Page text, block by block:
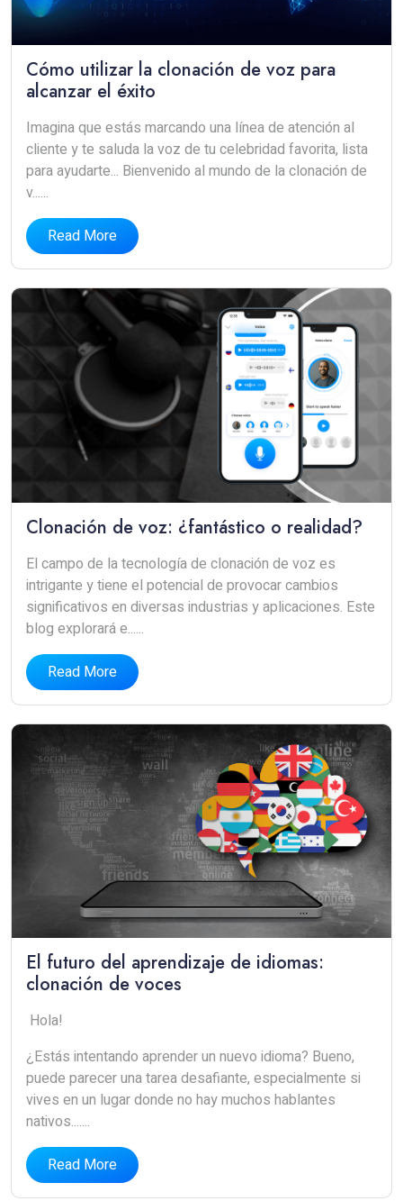
Cómo utilizar la clonación de voz para
alcanzar el éxito
Imagina que estás marcando una línea de atención al
cliente y te saluda la voz de tu celebridad favorita, lista
para ayudarte... Bienvenido al mundo de la clonación de
v......
Read More
Clonación de voz: ¿fantástico o realidad?
El campo de la tecnología de clonación de voz es
intrigante y tiene el potencial de provocar cambios
significativos en diversas industrias y aplicaciones. Este
blog explorará e......
Read More
El futuro del aprendizaje de idiomas:
clonación de voces
Hola!
¿Estás intentando aprender un nuevo idioma? Bueno,
puede parecer una tarea desafiante, especialmente si
vives en un lugar donde no hay muchos hablantes
nativos.......
Read More